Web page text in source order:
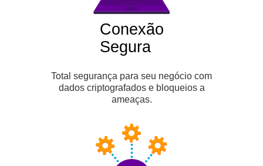
Conexão
Segura
Total segurança para seu negócio com
dados criptografados e bloqueios a
ameaças.